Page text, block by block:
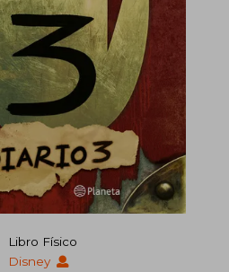
Libro Físico
Disney